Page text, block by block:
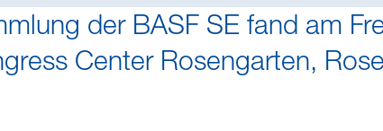
der BASF SE fand am
Center Rosengarten,